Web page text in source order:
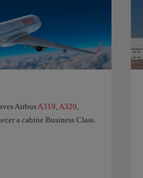
AirbusA319 A320
a cabine Business Class.